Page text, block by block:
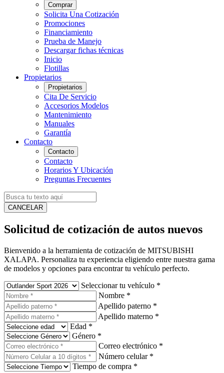
Comprar
Solicita Una Cotización
Promociones
Financiamiento
Prueba de Manejo
Descargar fichas técnicas
Inicio
Flotillas
Propietarios
Propietarios
Cita De Servicio
Accesorios Modelos
Mantenimiento
Manuales
Garantía
Contacto
Contacto
Contacto
Horarios Y Ubicación
Preguntas Frecuentes
CANCELAR
Solicitud de cotización de autos nuevos
Bienvenido a la herramienta de cotización de MITSUBISHI
XALAPA. Personaliza tu experiencia eligiendo entre nuestra gama
de modelos y opciones para encontrar tu vehículo perfecto.
Seleccionar tu vehículo *
Nombre *
Apellido paterno *
Apellido materno *
Edad *
Género *
Correo electrónico *
Número celular *
Tiempo de compra *